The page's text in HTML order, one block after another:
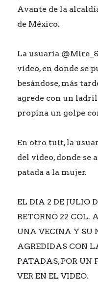
Avante de la
de México.
La usuaria
video, en donde se
besándose, más
agrede con un
propina un golpe
En otro tuit, la
del video, donde se
patada a la mujer.
EL DIA 2 DE JULIO
RETORNO 22 COL.
UNA VECINA Y SU
AGREDIDAS CON
PATADAS, POR UN
VER EN EL VIDEO.